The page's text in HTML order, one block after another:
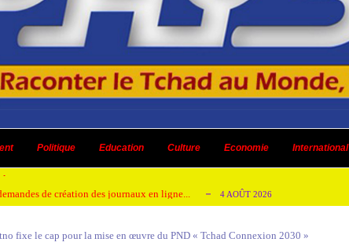
Politique Education Culture Economie International
AOÛT 2026
honorer son ancien leader 2 AOÛT 2026
de création des journaux en ligne... 4 AOÛT 2026
un dividende ni une quelconque plus-... 3 AOÛT 2026
fixe le cap pour la mise en œuvre du PND « Tchad Connexion 2030 »